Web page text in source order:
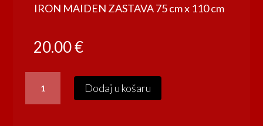
IRON MAIDEN ZASTAVA 75 cm x 110 cm
20.00€
MAIDEN
ZASTAVA
Dodaj u košaru